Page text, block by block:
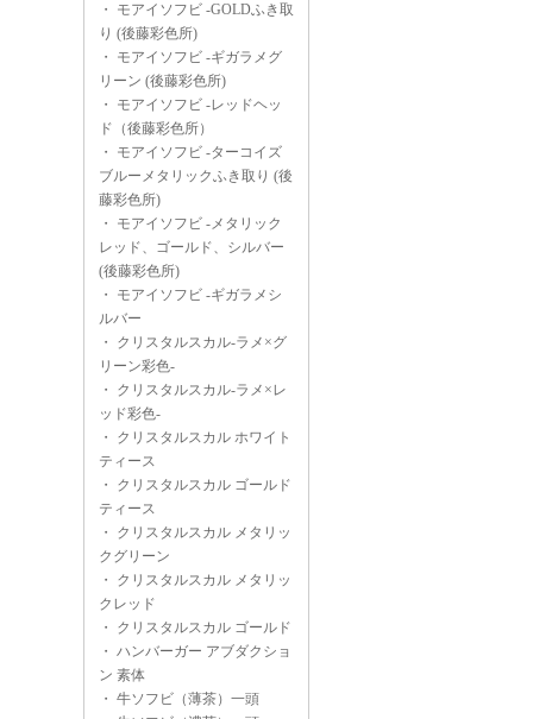
・ モアイソフビ -GOLDふき取
り (後藤彩色所)
・ モアイソフビ -ギガラメグ
リーン (後藤彩色所)
・ モアイソフビ -レッドヘッ
ド（後藤彩色所）
・ モアイソフビ -ターコイズ
ブルーメタリックふき取り (後
藤彩色所)
・ モアイソフビ -メタリック
レッド、ゴールド、シルバー
(後藤彩色所)
・ モアイソフビ -ギガラメシ
ルバー
・ クリスタルスカル-ラメ×グ
リーン彩色-
・ クリスタルスカル-ラメ×レ
ッド彩色-
・ クリスタルスカル ホワイト
ティース
・ クリスタルスカル ゴールド
ティース
・ クリスタルスカル メタリッ
クグリーン
・ クリスタルスカル メタリッ
クレッド
・ クリスタルスカル ゴールド
・ ハンバーガー アブダクショ
ン 素体
・ 牛ソフビ（薄茶）一頭